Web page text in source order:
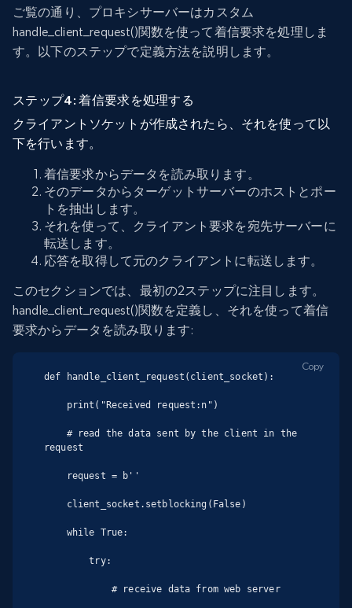
ご覧の通り、プロキシサーバーはカスタム
handle_client_request()関数を使って着信要求を処理しま
す。以下のステップで定義方法を説明します。
ステップ4: 着信要求を処理する
クライアントソケットが作成されたら、それを使って以
下を行います。
着信要求からデータを読み取ります。
そのデータからターゲットサーバーのホストとポー
トを抽出します。
それを使って、クライアント要求を宛先サーバーに
転送します。
応答を取得して元のクライアントに転送します。
このセクションでは、最初の2ステップに注目します。
handle_client_request()関数を定義し、それを使って着信
要求からデータを読み取ります:
def handle_client_request(client_socket):
request
        try:
Copy